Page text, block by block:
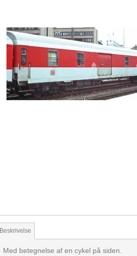
Beskrivelse
Med betegnelse af en cykel på siden.